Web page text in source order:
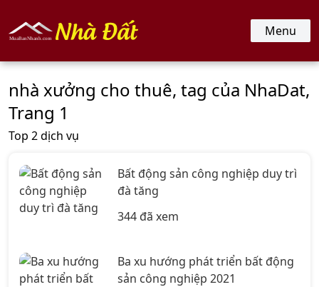
Menu
nhà xưởng cho thuê, tag của NhaDat,
Trang 1
Top 2 dịch vụ
Bất động sản công nghiệp duy trì
đà tăng
344 đã xem
Ba xu hướng phát triển bất động
sản công nghiệp 2021